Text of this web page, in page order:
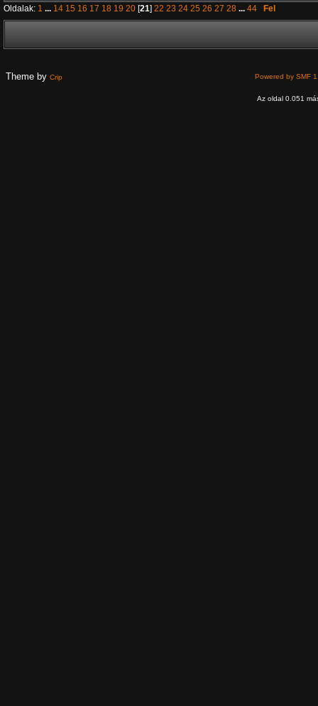
Oldalak: 1 ... 14 15 16 17 18 19 20[21] 22 23 24 25 26 27 28 ... 44 Fel
Theme by Crip Powered by SMF
Az oldal 0.051